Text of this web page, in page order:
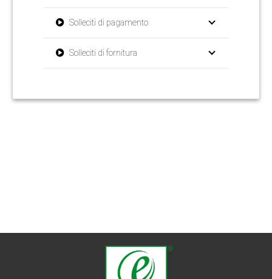
Solleciti di pagamento
Solleciti di fornitura